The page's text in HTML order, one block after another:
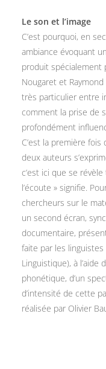
Le son et l’image
C’est pourquoi, en
ambiance évoquant
produit spécialement
Nougaret et
très particulier entre
comment la prise de
profondément
C’est la première
deux auteurs
c’est ici que se
l’écoute » signifie.
chercheurs sur le
un second écran,
documentaire,
faite par les
Linguistique), à l’aide
phonétique, d’un
d’intensité de cette
réalisée par Olivier